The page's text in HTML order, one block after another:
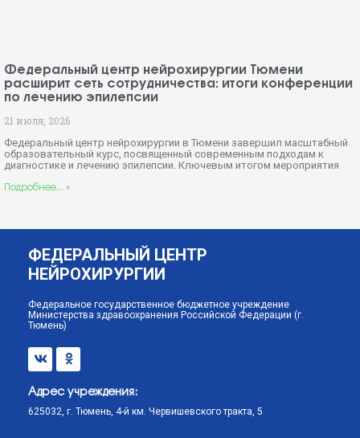
Федеральный центр нейрохирургии Тюмени
расширит сеть сотрудничества: итоги конференции
по лечению эпилепсии
21 июля, 2026
Федеральный центр нейрохирургии в Тюмени завершил масштабный
образовательный курс, посвященный современным подходам к
диагностике и лечению эпилепсии. Ключевым итогом мероприятия
Подробнее... »
ФЕДЕРАЛЬНЫЙ ЦЕНТР
НЕЙРОХИРУРГИИ
Федеральное государственное бюджетное учреждение
Министерства здравоохранения Российской Федерации (г.
Тюмень)
Адрес учреждения:
625032, г. Тюмень, 4-й км. Червишевского тракта, 5